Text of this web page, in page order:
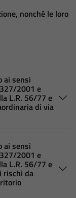
nonché le loro
ai sensi
2001 e
L.R. 56/77 e
di via
ai sensi
2001 e
L.R. 56/77 e
rischi da